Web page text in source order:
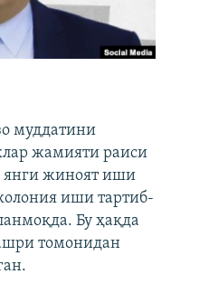
муддатини
жамияти раиси
янги жиноят иши
иши тартиб-
Бу ҳақда
томонидан